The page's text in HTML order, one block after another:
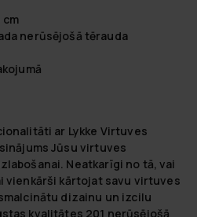
cm
nerūsējošā tērauda
ar Lykke Virtuves
Jūsu virtuves
Neatkarīgi no tā, vai
vienkārši kārtojat savu virtuves
dizainu un izcilu
kvalitātes 201 nerūsējošā